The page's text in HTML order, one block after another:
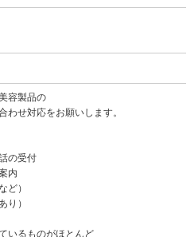
容製品の
わせ対応をお願いします。
の受付
内
ど）
り）
いるものがほとんど